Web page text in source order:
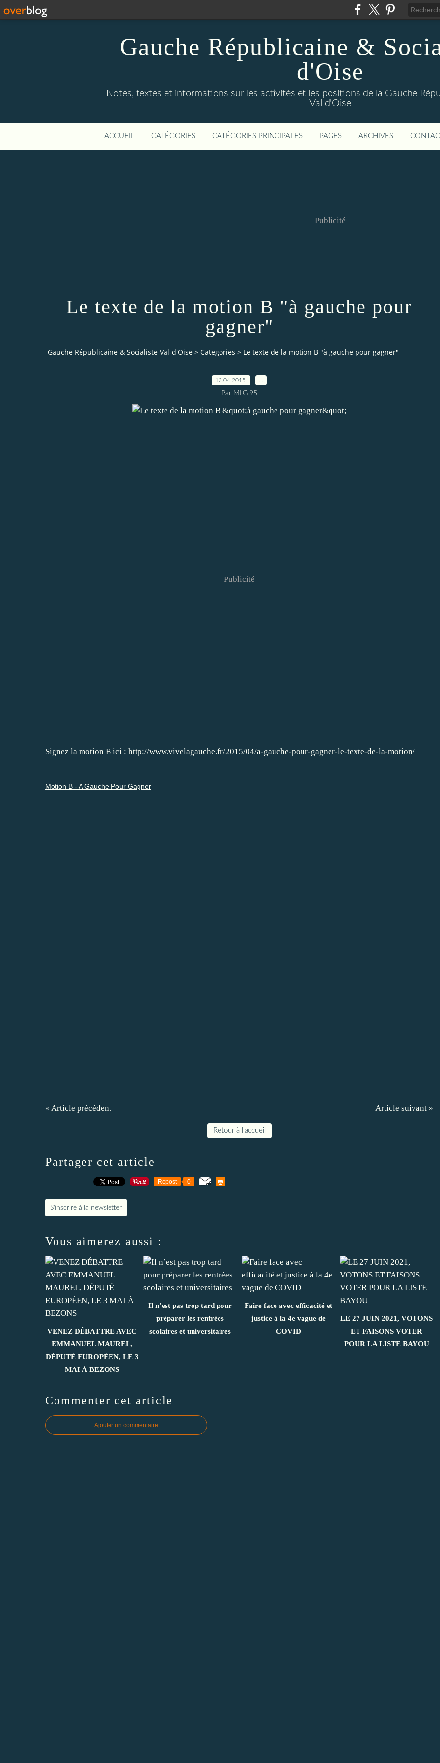
Gauche Républicaine &
d'Oise
Notes, textes et informations sur les activités et les positions de la Gauche
Val d'Oise
ACCUEIL CATÉGORIES CATÉGORIES PRINCIPALES PAGES ARCHIVES
Publicité
Le texte de la motion B "à gauche pour
gagner"
Gauche Républicaine & Socialiste Val-d'Oise > Categories > Le texte de la motion B "à gauche pour gagner"
13.04.2015
Par MLG 95
Publicité
Signez la motion B ici : http://www.vivelagauche.fr/2015/04/a-gauche-pour-gagner-le-texte-de-la-motion/
Motion B - A Gauche Pour Gagner
« Article précédent Article suivant »
Retour à l'accueil
Partager cet article
Repost 0
S'inscrire à la newsletter
Vous aimerez aussi :
VENEZ DÉBATTRE AVEC
EMMANUEL MAUREL,
DÉPUTÉ EUROPÉEN, LE 3
MAI À BEZONS
Il n’est pas trop tard pour
préparer les rentrées
scolaires et universitaires
Faire face avec efficacité et
justice à la 4e vague de
COVID
LE 27 JUIN 2021, VOTONS
ET FAISONS VOTER
POUR LA LISTE BAYOU
Commenter cet article
Ajouter un commentaire